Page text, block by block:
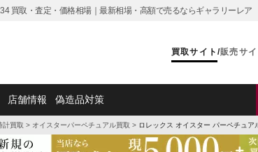
買取・査定・価格相場｜最新相場・高額で売るならギャラリーレア
買取サイト /販売サイ
店舗情報 偽造品対策
計買取 > オイスターパーペチュアル買取 > ロレックス オイスター パーペチュ